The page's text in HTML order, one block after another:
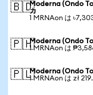
🇧🇩Moderna (Ondo
カ
1 MRNAon は
🇵🇭Moderna (Ondo
1 MRNAon は
🇵🇱Moderna (Ondo
1 MRNAon は zł